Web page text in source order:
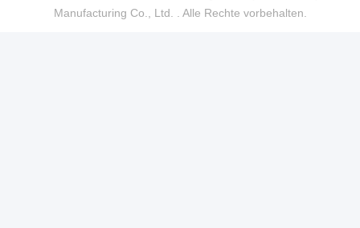
Manufacturing Co., Ltd. . Alle Rechte vorbehalten.